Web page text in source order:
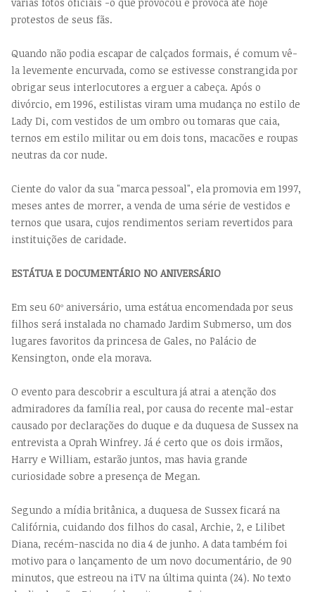
protestos de seus fãs.
Quando não podia escapar de calçados formais, é comum vê-
la levemente encurvada, como se estivesse constrangida por
obrigar seus interlocutores a erguer a cabeça. Após o
divórcio, em 1996, estilistas viram uma mudança no estilo de
Lady Di, com vestidos de um ombro ou tomaras que caia,
ternos em estilo militar ou em dois tons, macacões e roupas
neutras da cor nude.
Ciente do valor da sua "marca pessoal", ela promovia em 1997,
meses antes de morrer, a venda de uma série de vestidos e
ternos que usara, cujos rendimentos seriam revertidos para
instituições de caridade.
ESTÁTUA E DOCUMENTÁRIO NO ANIVERSÁRIO
Em seu 60º aniversário, uma estátua encomendada por seus
filhos será instalada no chamado Jardim Submerso, um dos
lugares favoritos da princesa de Gales, no Palácio de
Kensington, onde ela morava.
O evento para descobrir a escultura já atrai a atenção dos
admiradores da família real, por causa do recente mal-estar
causado por declarações do duque e da duquesa de Sussex na
entrevista a Oprah Winfrey. Já é certo que os dois irmãos,
Harry e William, estarão juntos, mas havia grande
curiosidade sobre a presença de Megan.
Segundo a mídia britânica, a duquesa de Sussex ficará na
Califórnia, cuidando dos filhos do casal, Archie, 2, e Lilibet
Diana, recém-nascida no dia 4 de junho. A data também foi
motivo para o lançamento de um novo documentário, de 90
minutos, que estreou na iTV na última quinta (24). No texto